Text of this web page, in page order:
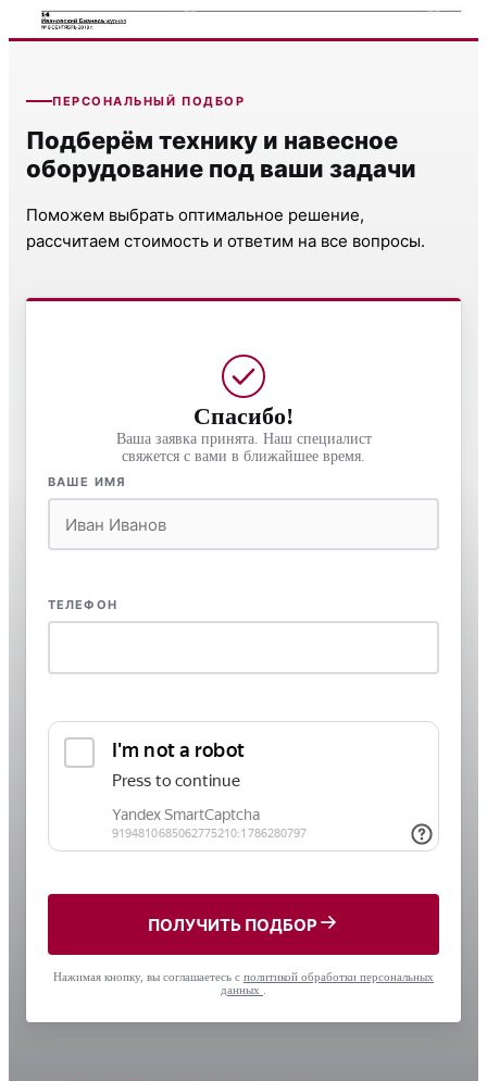
ПЕРСОНАЛЬНЫЙ ПОДБОР
Подберём технику и навесное
оборудование под ваши задачи
Поможем выбрать оптимальное решение,
рассчитаем стоимость и ответим на все вопросы.
Спасибо!
Ваша заявка принята. Наш специалист
свяжется с вами в ближайшее время.
ВАШЕ ИМЯ
ТЕЛЕФОН
ПОЛУЧИТЬ ПОДБОР
Нажимая кнопку, вы соглашаетесь с политикой обработки персональных
данных